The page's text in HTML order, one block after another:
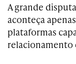
A grande
aconteça
plataformas
relacionamento